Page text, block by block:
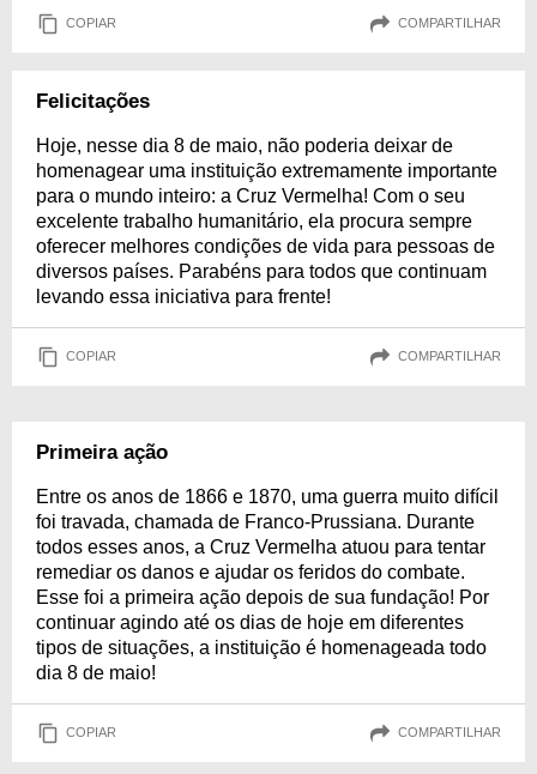
COPIAR COMPARTILHAR
Felicitações
Hoje, nesse dia 8 de maio, não poderia deixar de
homenagear uma instituição extremamente importante
para o mundo inteiro: a Cruz Vermelha! Com o seu
excelente trabalho humanitário, ela procura sempre
oferecer melhores condições de vida para pessoas de
diversos países. Parabéns para todos que continuam
levando essa iniciativa para frente!
COPIAR COMPARTILHAR
Primeira ação
Entre os anos de 1866 e 1870, uma guerra muito difícil
foi travada, chamada de Franco-Prussiana. Durante
todos esses anos, a Cruz Vermelha atuou para tentar
remediar os danos e ajudar os feridos do combate.
Esse foi a primeira ação depois de sua fundação! Por
continuar agindo até os dias de hoje em diferentes
tipos de situações, a instituição é homenageada todo
dia 8 de maio!
COPIAR COMPARTILHAR